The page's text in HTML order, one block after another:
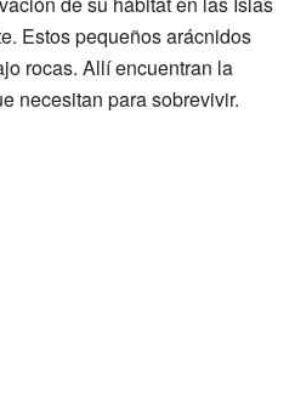
Estos pequeños arácnidos
rocas. Allí encuentran la
necesitan para sobrevivir.